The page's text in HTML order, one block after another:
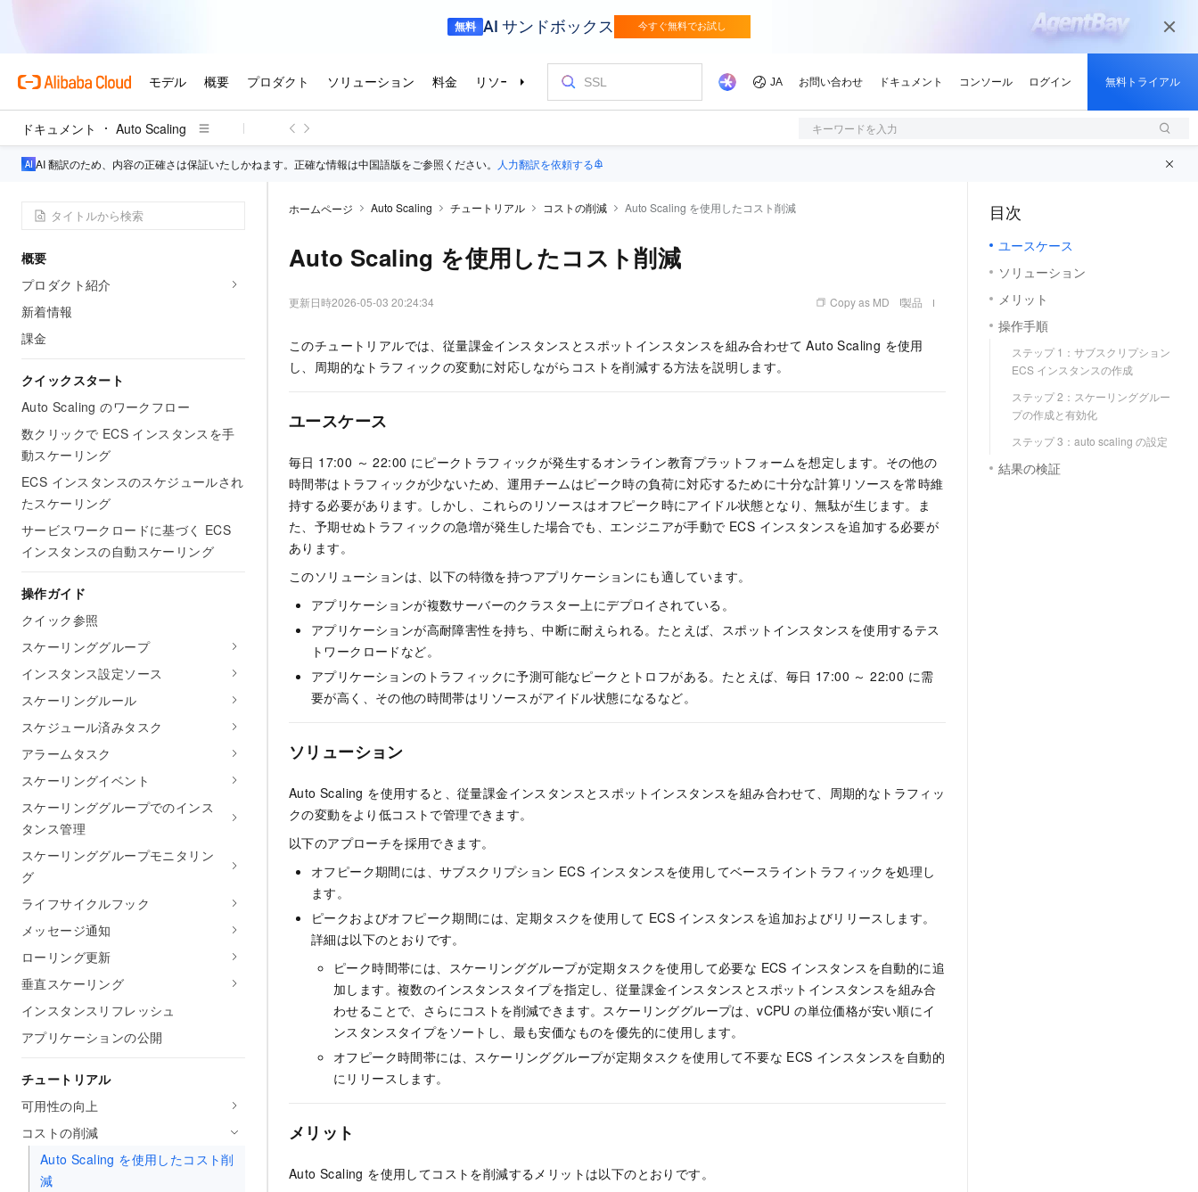
ドキュメント Auto Scaling キーワードを入力
AI 翻訳のため、内容の正確さは保証いたしかねます。正確な情報は中国語版をご参照ください。 人力翻訳を依頼する
概要
プロダクト紹介
新着情報
課金
クイックスタート
Auto Scaling のワークフロー
数クリックで ECS インスタンスを手
動スケーリング
ECS インスタンスのスケジュールされ
たスケーリング
サービスワークロードに基づく ECS
インスタンスの自動スケーリング
操作ガイド
クイック参照
スケーリンググループ
インスタンス設定ソース
スケーリングルール
スケジュール済みタスク
アラームタスク
スケーリングイベント
スケーリンググループでのインス
タンス管理
スケーリンググループモニタリン
グ
ライフサイクルフック
メッセージ通知
ローリング更新
垂直スケーリング
インスタンスリフレッシュ
アプリケーションの公開
チュートリアル
可用性の向上
コストの削減
Auto Scaling を使用したコスト削
減
ホームページ Auto Scaling チュートリアル コストの削減 Auto Scaling を使用したコスト削減
Auto Scaling を使用したコスト削減
更新日時2026-05-03 20:24:34 Copy as MD 製品
このチュートリアルでは、従量課金インスタンスとスポットインスタンスを組み合わせて Auto Scaling を使用
し、周期的なトラフィックの変動に対応しながらコストを削減する方法を説明します。
ユースケース
毎日 17:00 ～ 22:00 にピークトラフィックが発生するオンライン教育プラットフォームを想定します。その他の
時間帯はトラフィックが少ないため、運用チームはピーク時の負荷に対応するために十分な計算リソースを常時維
持する必要があります。しかし、これらのリソースはオフピーク時にアイドル状態となり、無駄が生じます。ま
た、予期せぬトラフィックの急増が発生した場合でも、エンジニアが手動で ECS インスタンスを追加する必要が
あります。
このソリューションは、以下の特徴を持つアプリケーションにも適しています。
アプリケーションが複数サーバーのクラスター上にデプロイされている。
アプリケーションが高耐障害性を持ち、中断に耐えられる。たとえば、スポットインスタンスを使用するテス
トワークロードなど。
アプリケーションのトラフィックに予測可能なピークとトロフがある。たとえば、毎日 17:00 ～ 22:00 に需
要が高く、その他の時間帯はリソースがアイドル状態になるなど。
ソリューション
Auto Scaling を使用すると、従量課金インスタンスとスポットインスタンスを組み合わせて、周期的なトラフィッ
クの変動をより低コストで管理できます。
以下のアプローチを採用できます。
オフピーク期間には、サブスクリプション ECS インスタンスを使用してベースライントラフィックを処理し
ます。
ピークおよびオフピーク期間には、定期タスクを使用して ECS インスタンスを追加およびリリースします。
詳細は以下のとおりです。
ピーク時間帯には、スケーリンググループが定期タスクを使用して必要な ECS インスタンスを自動的に追
加します。複数のインスタンスタイプを指定し、従量課金インスタンスとスポットインスタンスを組み合
わせることで、さらにコストを削減できます。スケーリンググループは、vCPU の単位価格が安い順にイ
ンスタンスタイプをソートし、最も安価なものを優先的に使用します。
オフピーク時間帯には、スケーリンググループが定期タスクを使用して不要な ECS インスタンスを自動的
にリリースします。
メリット
Auto Scaling を使用してコストを削減するメリットは以下のとおりです。
目次
ユースケース
ソリューション
メリット
操作手順
ステップ 1：サブスクリプション
ECS インスタンスの作成
ステップ 2：スケーリンググルー
プの作成と有効化
ステップ 3：auto scaling の設定
結果の検証